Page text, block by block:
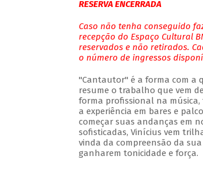
RESERVA ENCERRADA
Caso não tenha conseguido
recepção do Espaço Cultural
reservados e não retirados.
o número de ingressos
"Cantautor" é a forma com a
resume o trabalho que vem
forma profissional na
a experiência em bares e
começar suas andanças em
sofisticadas, Vinícius vem
vinda da compreensão da
ganharem tonicidade e força.